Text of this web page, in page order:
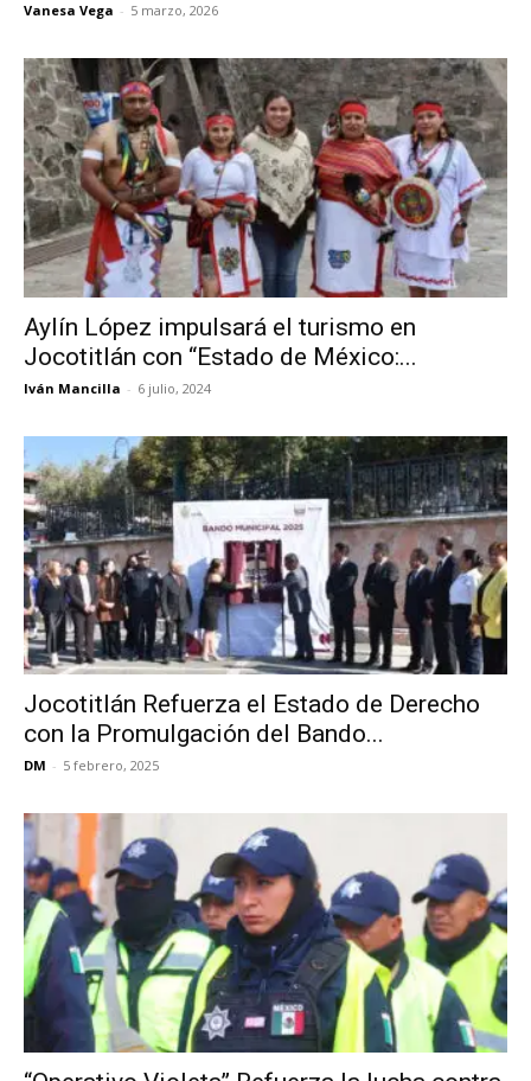
Vanesa Vega - 5 marzo, 2026
Aylín López impulsará el turismo en
Jocotitlán con “Estado de México:...
Iván Mancilla - 6 julio, 2024
Jocotitlán Refuerza el Estado de Derecho
con la Promulgación del Bando...
DM - 5 febrero, 2025